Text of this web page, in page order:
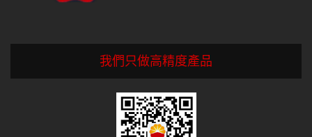
我們只做高精度產品